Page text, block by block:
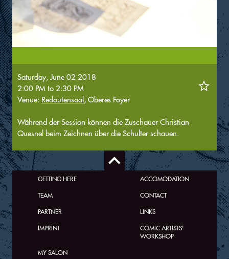
Saturday, June 02 2018
2:00 PM to 2:30 PM
Venue: Redoutensaal , Oberes Foyer
Während der Session können die Zuschauer Christian
Quesnel beim Zeichnen über die Schulter schauen.
GETTING HERE
ACCOMODATION
TEAM
CONTACT
PARTNER
LINKS
IMPRINT
COMIC ARTISTS'
WORKSHOP
MY SALON